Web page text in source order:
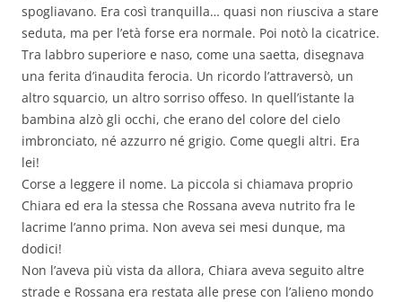
spogliavano. Era così tranquilla… quasi non riusciva a stare
seduta, ma per l’età forse era normale. Poi notò la cicatrice.
Tra labbro superiore e naso, come una saetta, disegnava
una ferita d’inaudita ferocia. Un ricordo l’attraversò, un
altro squarcio, un altro sorriso offeso. In quell’istante la
bambina alzò gli occhi, che erano del colore del cielo
imbronciato, né azzurro né grigio. Come quegli altri. Era
lei!
Corse a leggere il nome. La piccola si chiamava proprio
Chiara ed era la stessa che Rossana aveva nutrito fra le
lacrime l’anno prima. Non aveva sei mesi dunque, ma
dodici!
Non l’aveva più vista da allora, Chiara aveva seguito altre
strade e Rossana era restata alle prese con l’alieno mondo